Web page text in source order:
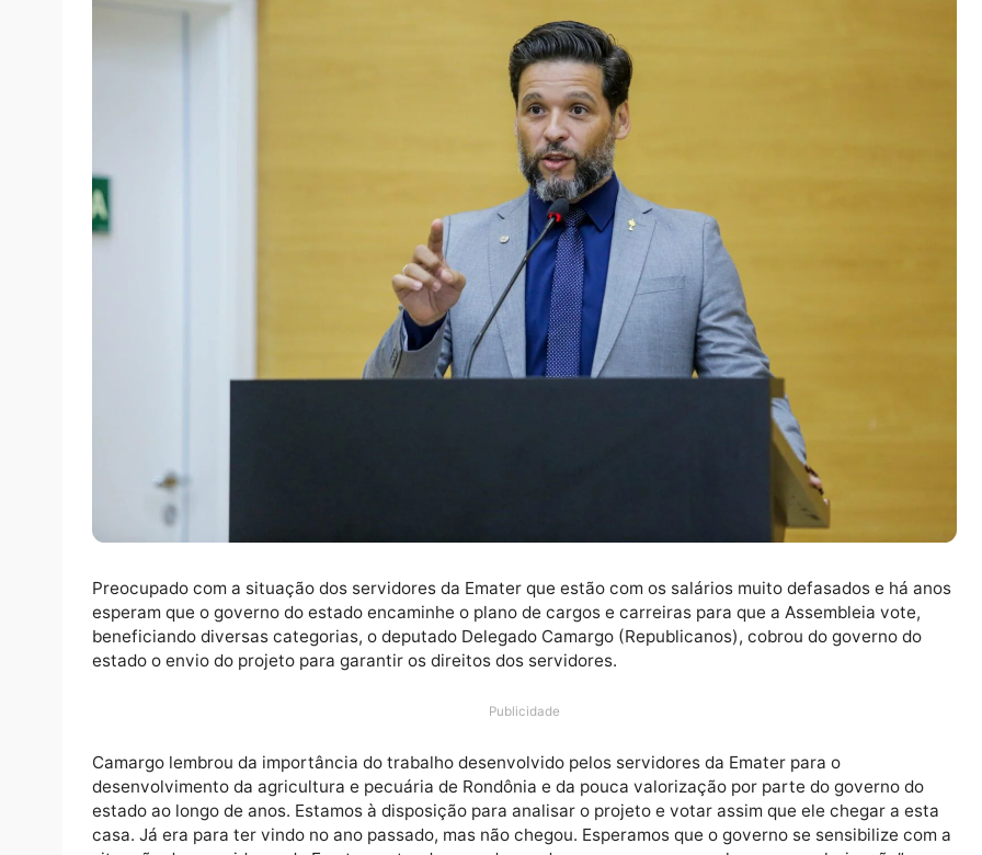
Preocupado com a situação dos servidores da Emater que estão com os salários muito defasados
beneficiando diversas categorias, o deputado Delegado Camargo (Republicanos), cobrou do
estado o envio do projeto para garantir os direitos dos servidores.
Publicidade